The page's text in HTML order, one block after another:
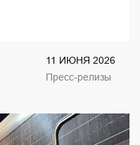
11 ИЮНЯ 2026
Пресс-релизы